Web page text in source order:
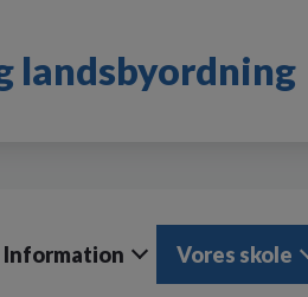
landsbyordning
Information Vores skole